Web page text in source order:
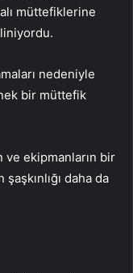
müttefiklerine
nedeniyle
bir müttefik
ve ekipmanların bir
şaşkınlığı daha da